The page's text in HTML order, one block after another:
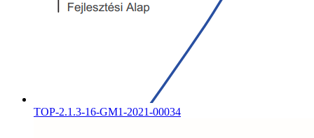
TOP-2.1.3-16-GM1-2021-00034